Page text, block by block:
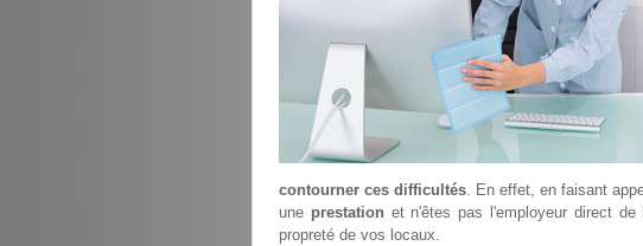
contourner ces difficultés. En effet, en faisant
une prestation et n'êtes pas l'employeur direct
propreté de vos locaux.